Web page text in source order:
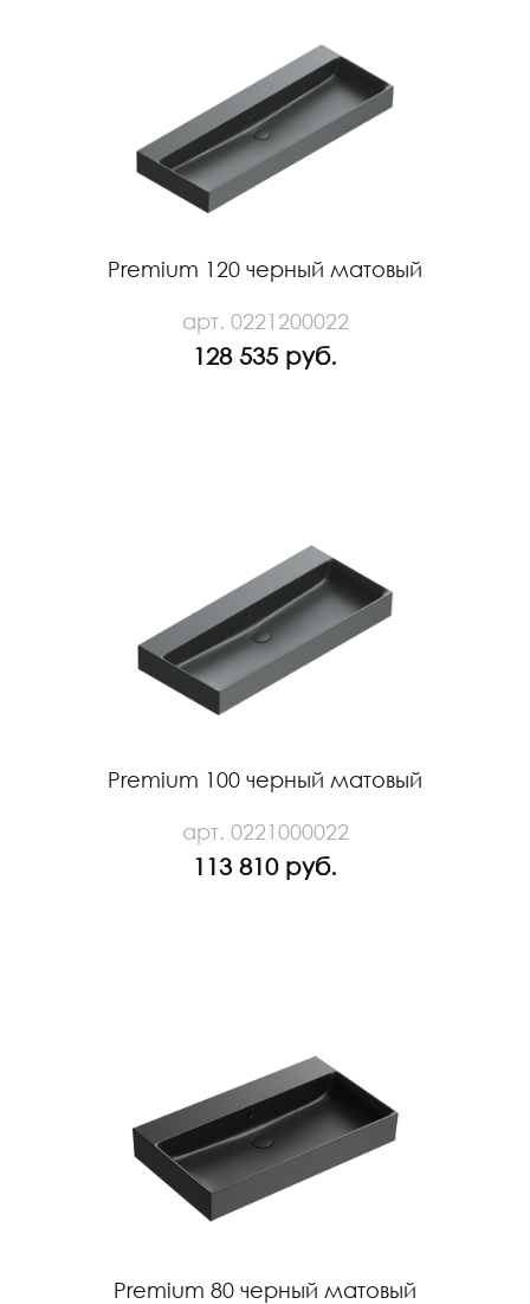
Premium 120 черный матовый
арт. 0221200022
128 535 руб.
Premium 100 черный матовый
арт. 0221000022
113 810 руб.
Premium 80 черный матовый